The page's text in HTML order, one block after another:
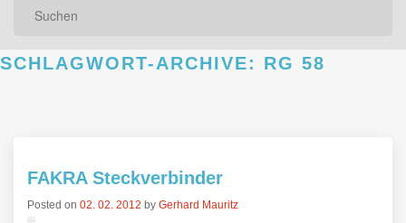
SCHLAGWORT-ARCHIVE: RG 58
FAKRA Steckverbinder
Posted on 02. 02. 2012 by Gerhard Mauritz